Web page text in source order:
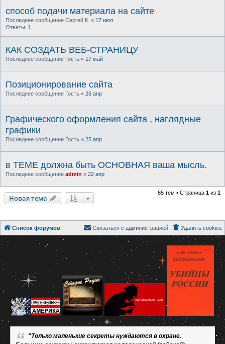
способ подачи материала на сайте
Последнее сообщение Сергей К. « 17 июл
Ответы: 1
КАК СОЗДАТЬ ВЕБ-СТРАНИЦУ
Последнее сообщение Гость « 17 май
Позиционирование сайта
Последнее сообщение Гость « 25 апр
Графического оформления сайта , наглядные
графики
Последнее сообщение Гость « 25 апр
в ТЕМЕ должна быть ОСНОВНАЯ ваша мысль.
Последнее сообщение admin « 22 апр
Новая тема
65 тем • Страница 1 из 1
Список форумов Удалить cookies
Связаться с администрацией
"Только маленькие секреты нуждаются в охране.